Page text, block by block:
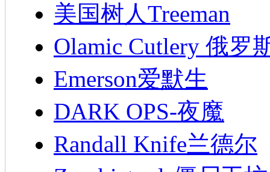
美国树人Treeman
Olamic Cutlery 俄罗
Emerson爱默生
DARK OPS-夜魔
Randall Knife兰德尔